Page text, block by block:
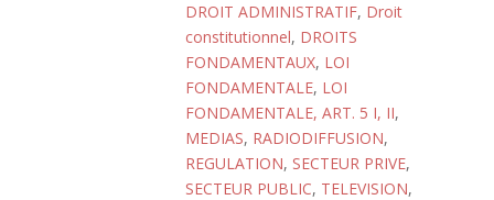
DROIT ADMINISTRATIF, Droit
constitutionnel, DROITS
FONDAMENTAUX, LOI
FONDAMENTALE, LOI
FONDAMENTALE, ART. 5 I, II,
MEDIAS, RADIODIFFUSION,
REGULATION, SECTEUR PRIVE,
SECTEUR PUBLIC, TELEVISION,